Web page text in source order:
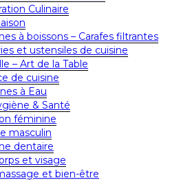
Culinaire
à boissons – Carafes filtrantes
et ustensiles de cuisine
– Art de la Table
de cuisine
à Eau
& Santé
féminine
masculin
dentaire
et visage
et bien-être